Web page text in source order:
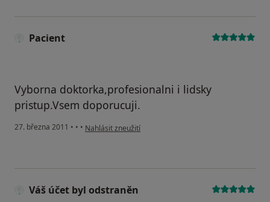
Pacient
Vyborna doktorka,profesionalni i lidsky
pristup.Vsem doporucuji.
27. března 2011 • • • podle názoru uživatele Pacient
Nahlásit zneužití
Váš účet byl odstraněn